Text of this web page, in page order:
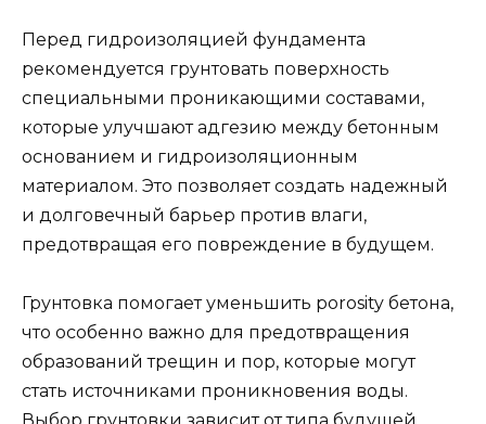
Перед гидроизоляцией фундамента
рекомендуется грунтовать поверхность
специальными проникающими составами,
которые улучшают адгезию между бетонным
основанием и гидроизоляционным
материалом. Это позволяет создать надежный
и долговечный барьер против влаги,
предотвращая его повреждение в будущем.
Грунтовка помогает уменьшить porosity бетона,
что особенно важно для предотвращения
образований трещин и пор, которые могут
стать источниками проникновения воды.